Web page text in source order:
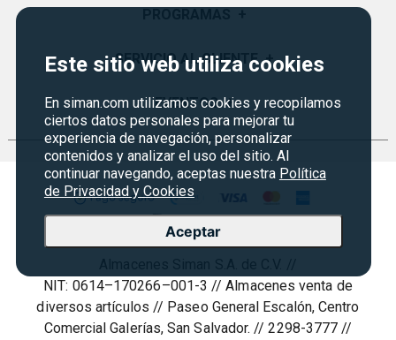
Este sitio web utiliza cookies
En siman.com utilizamos cookies y recopilamos
ciertos datos personales para mejorar tu
experiencia de navegación, personalizar
contenidos y analizar el uso del sitio. Al
continuar navegando, aceptas nuestra Política
de Privacidad y Cookies
Aceptar
Historia
Sucursales
Servicios
Certificados de Regalo
Siman PRO
Credisiman
Marketplace
Vende en Marketplace
SERVICIO AL CLIENTE +
Preguntas Frecuentes
Política de devoluciones y garantias
Contáctenos
Seguridad del sitio
Política de Privacidad
Condiciones ofertas
Condiciones de uso
Términos y condiciones
EVENTOS +
Regreso a clases
Rebajas
Cyber Monday
Agosto es diversión
NIT: 0614–170266–001-3 // Almacenes venta de
diversos artículos // Paseo General Escalón, Centro
Comercial Galerías, San Salvador. // 2298-3777 //